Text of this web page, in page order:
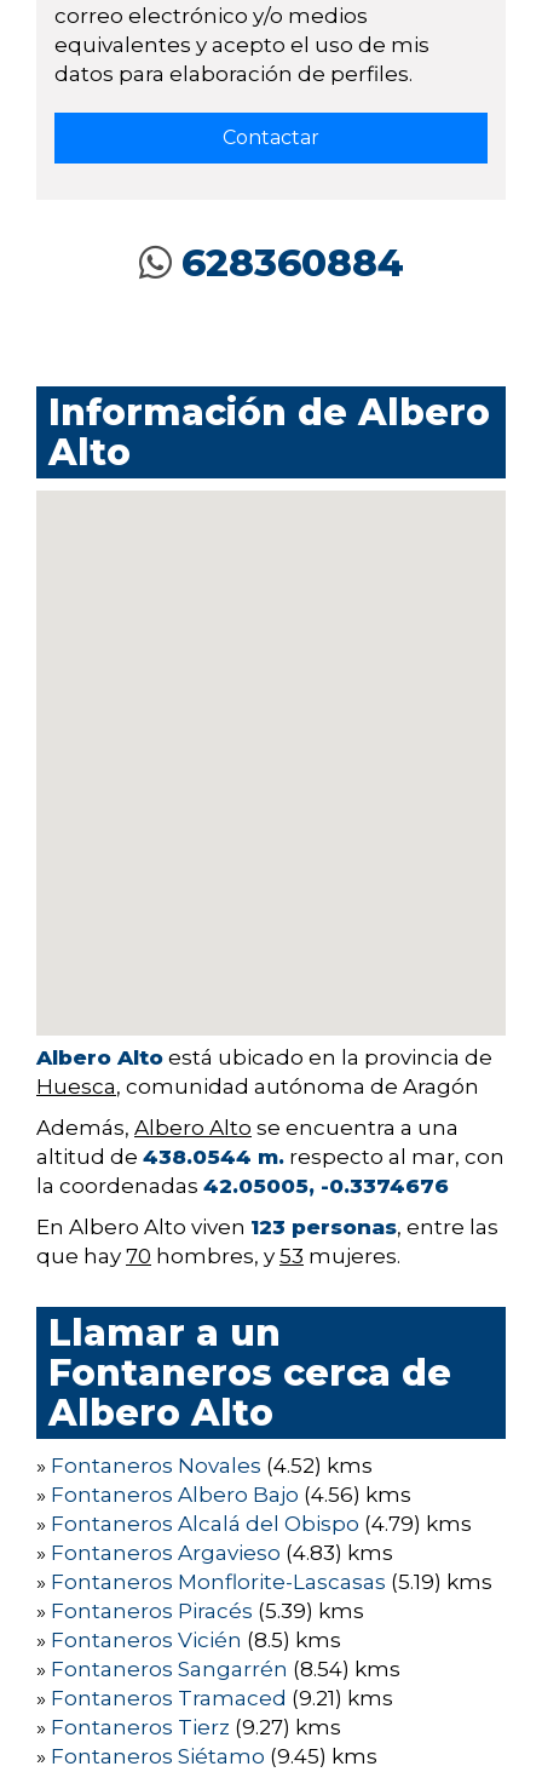
correo electrónico y/o medios
equivalentes y acepto el uso de mis
datos para elaboración de perfiles.
628360884
Información de Albero
Alto
Albero Alto está ubicado en la provincia de
Huesca, comunidad autónoma de Aragón
Además, Albero Alto se encuentra a una
altitud de 438.0544 m. respecto al mar, con
la coordenadas 42.05005, -0.3374676
En Albero Alto viven 123 personas, entre las
que hay 70 hombres, y 53 mujeres.
Llamar a un
Fontaneros cerca de
Albero Alto
» Fontaneros Novales (4.52) kms
» Fontaneros Albero Bajo (4.56) kms
» Fontaneros Alcalá del Obispo (4.79) kms
» Fontaneros Argavieso (4.83) kms
» Fontaneros Monflorite-Lascasas (5.19) kms
» Fontaneros Piracés (5.39) kms
» Fontaneros Vicién (8.5) kms
» Fontaneros Sangarrén (8.54) kms
» Fontaneros Tramaced (9.21) kms
» Fontaneros Tierz (9.27) kms
» Fontaneros Siétamo (9.45) kms